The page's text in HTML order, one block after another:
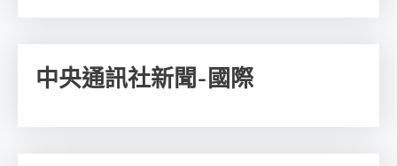
中央通訊社新聞-國際